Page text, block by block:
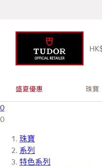
盛夏優惠 珠寶
0
0
珠寶
系列
特色系列